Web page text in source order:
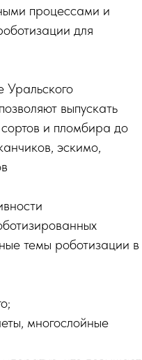
процессами и
для
выпускать
и пломбира до
эскимо,
темы роботизации в
многослойные